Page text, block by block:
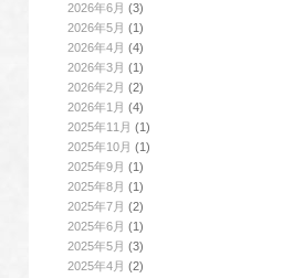
2026年6月 (3)
2026年5月 (1)
2026年4月 (4)
2026年3月 (1)
2026年2月 (2)
2026年1月 (4)
2025年11月 (1)
2025年10月 (1)
2025年9月 (1)
2025年8月 (1)
2025年7月 (2)
2025年6月 (1)
2025年5月 (3)
2025年4月 (2)